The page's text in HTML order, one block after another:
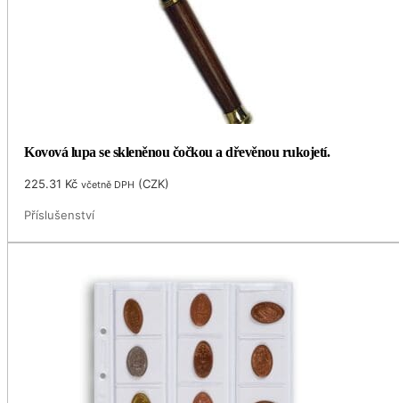
Kovová lupa se skleněnou čočkou a dřevěnou rukojetí.
225.31 Kč včetně DPH (CZK)
Příslušenství